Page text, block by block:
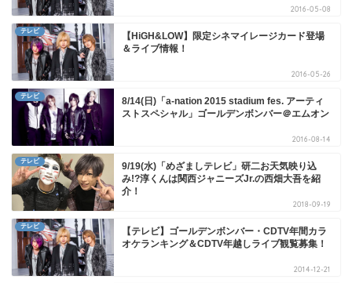
2016-05-08
テレビ
【HiGH&LOW】限定シネマイレージカード登場
＆ライブ情報！
2016-05-26
テレビ
8/14(日)「a-nation 2015 stadium fes. アーティ
ストスペシャル」ゴールデンボンバー＠エムオン
2016-08-14
テレビ
9/19(水)「めざましテレビ」研二お天気映り込
み!?淳くんは関西ジャニーズJr.の西畑大吾を紹
介！
2018-09-19
テレビ
【テレビ】ゴールデンボンバー・CDTV年間カラ
オケランキング＆CDTV年越しライブ観覧募集！
2014-12-21